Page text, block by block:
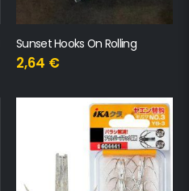
Sunset Hooks On Rolling
2,64 €